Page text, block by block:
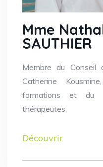
Mme
SAUTHIER
Membre du
Catherine
formations et du
thérapeutes.
Découvrir